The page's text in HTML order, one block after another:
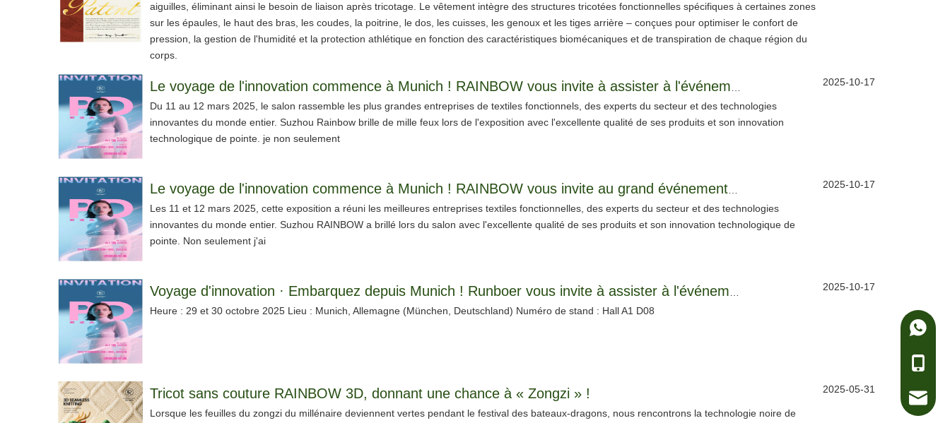
aiguilles, éliminant ainsi le besoin de liaison après tricotage. Le vêtement intègre des structures tricotées fonctionnelles spécifiques à certaines zones
sur les épaules, le haut des bras, les coudes, la poitrine, le dos, les cuisses, les genoux et les tiges arrière – conçues pour optimiser le confort de
pression, la gestion de l'humidité et la protection athlétique en fonction des caractéristiques biomécaniques et de transpiration de chaque région du
corps.
Du 11 au 12 mars 2025, le salon rassemble les plus grandes entreprises de textiles fonctionnels, des experts du secteur et des technologies
innovantes du monde entier. Suzhou Rainbow brille de mille feux lors de l'exposition avec l'excellente qualité de ses produits et son innovation
technologique de pointe. je non seulement
2025-10-17
Les 11 et 12 mars 2025, cette exposition a réuni les meilleures entreprises textiles fonctionnelles, des experts du secteur et des technologies
innovantes du monde entier. Suzhou RAINBOW a brillé lors du salon avec l'excellente qualité de ses produits et son innovation technologique de
pointe. Non seulement j'ai
2025-10-17
Heure : 29 et 30 octobre 2025 Lieu : Munich, Allemagne (München, Deutschland) Numéro de stand : Hall A1 D08
2025-10-17
Tricot sans couture RAINBOW 3D, donnant une chance à « Zongzi » !
Lorsque les feuilles du zongzi du millénaire deviennent vertes pendant le festival des bateaux-dragons, nous rencontrons la technologie noire de
2025-05-31
e-mail